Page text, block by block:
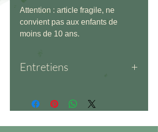
Attention : article fragile, ne
convient pas aux enfants de
moins de 10 ans.
Entretiens
éviter les produits chimiques.
Lavage à la main à l’eau claire